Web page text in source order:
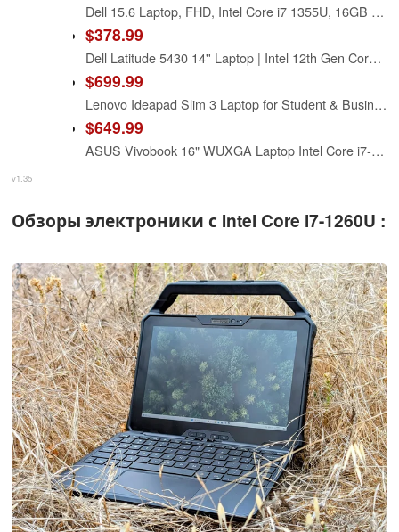
Dell 15.6 Laptop, FHD, Intel Core i7 1355U, 16GB RAM, Windows 11 Home
$378.99
Dell Latitude 5430 14'' Laptop | Intel 12th Gen Core i7-1265U (10 Cores) | 16GB RAM - 512GB SSD | 1920×1080 FHD Windows 11 Pro (Renewed)
$699.99
Lenovo Ideapad Slim 3 Laptop for Student & Business with Microsoft Office, Backlit Keyboard, AMD Ryzen 5 5625U (Beats Intel i7-1260U), 15.6" FHD Display, 16GB RAM 2TB SSD, Windows 11 Pro, WOWPC USB
$649.99
ASUS Vivobook 16" WUXGA Laptop Intel Core i7-1355U 16GB RAM 512GB SSD Intel Iris Xe Graphics Lightweight Portable Notebook Black Windows 11
v1.35
Обзоры электроники с Intel Core i7-1260U :